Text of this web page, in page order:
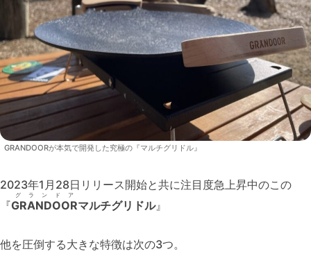
GRANDOORが本気で開発した究極の『マルチグリドル』
2023年1月28日リリース開始と共に注目度急上昇中のこの
『GRANDOOR
グランドア
マルチグリドル』
他を圧倒する大きな特徴は次の3つ。